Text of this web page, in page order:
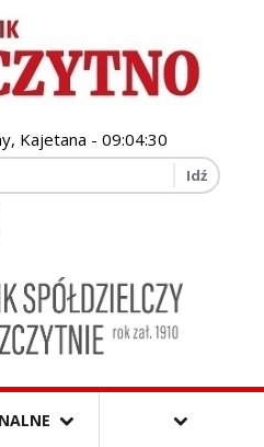
Kajetana - 09:04:31